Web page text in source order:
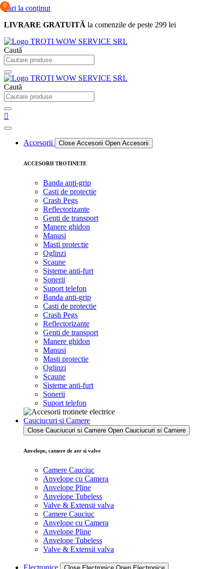
Sari la conținut
LIVRARE GRATUITĂ la comenzile de peste 299 lei
0
Caută
Caută
0
0
Accesorii Close Accesorii Open Accesorii
ACCESORII TROTINETE
Banda anti-grip
Casti de protectie
Crash Pegs
Reflectorizante
Genti de transport
Manere ghidon
Manusi
Masti protectie
Oglinzi
Scaune
Sisteme anti-furt
Sonerii
Suport telefon
Banda anti-grip
Casti de protectie
Crash Pegs
Reflectorizante
Genti de transport
Manere ghidon
Manusi
Masti protectie
Oglinzi
Scaune
Sisteme anti-furt
Sonerii
Suport telefon
Cauciucuri si Camere
Close Cauciucuri si Camere Open Cauciucuri si Camere
Anvelope, camere de aer si valve
Camere Cauciuc
Anvelope cu Camera
Anvelope Pline
Anvelope Tubeless
Valve & Extensii valva
Camere Cauciuc
Anvelope cu Camera
Anvelope Pline
Anvelope Tubeless
Valve & Extensii valva
Electronice